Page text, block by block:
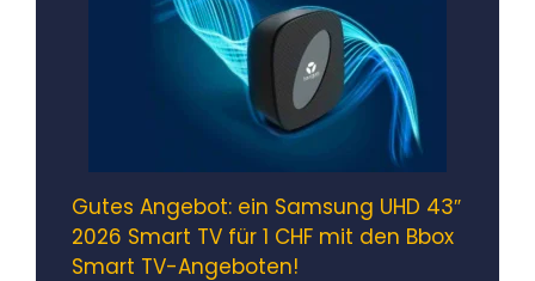
Gutes Angebot: ein Samsung UHD 43″
2026 Smart TV für 1 CHF mit den Bbox
Smart TV-Angeboten!